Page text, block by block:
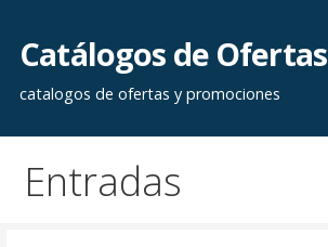
contenido
Catálogos de Ofertas
catalogos de ofertas y promociones
Entradas